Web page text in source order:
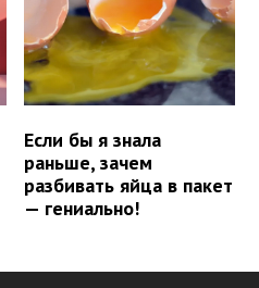
Если бы я знала
раньше, зачем
разбивать яйца в пакет
— гениально!